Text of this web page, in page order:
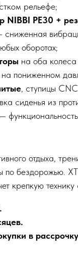
рельефе;
NIBBI PE30 +
сниженная
оборотах;
на оба
пониженном
, ступицы
сиденья из
отдыха,
по бездорожью.
крепкую
в